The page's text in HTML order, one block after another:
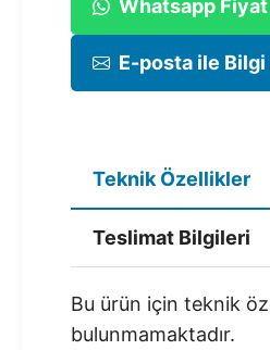
Whatsapp
E-posta ile Bilgi
Teknik Özellikler
Teslimat Bilgileri
Bu ürün için teknik
bulunmamaktadır.